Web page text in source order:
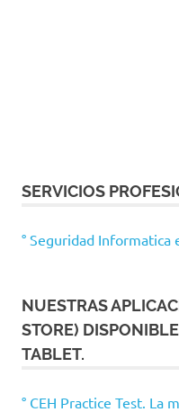
SERVICIOS
° Seguridad Informatica
NUESTRAS
STORE)
TABLET.
° CEH Practice Test. La